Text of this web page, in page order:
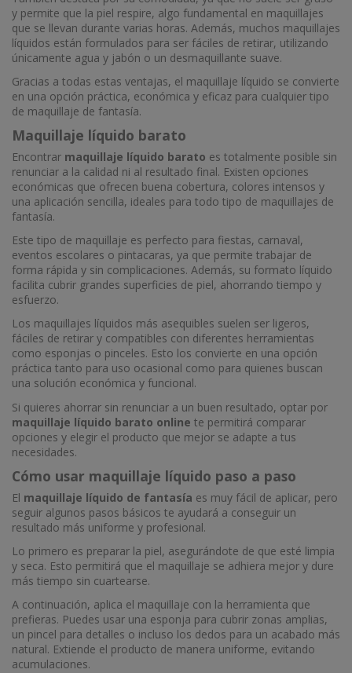
y permite que la piel respire, algo fundamental en maquillajes
que se llevan durante varias horas. Además, muchos maquillajes
líquidos están formulados para ser fáciles de retirar, utilizando
únicamente agua y jabón o un desmaquillante suave.
Gracias a todas estas ventajas, el maquillaje líquido se convierte
en una opción práctica, económica y eficaz para cualquier tipo
de maquillaje de fantasía.
Maquillaje líquido barato
Encontrar maquillaje líquido barato es totalmente posible sin
renunciar a la calidad ni al resultado final. Existen opciones
económicas que ofrecen buena cobertura, colores intensos y
una aplicación sencilla, ideales para todo tipo de maquillajes de
fantasía.
Este tipo de maquillaje es perfecto para fiestas, carnaval,
eventos escolares o pintacaras, ya que permite trabajar de
forma rápida y sin complicaciones. Además, su formato líquido
facilita cubrir grandes superficies de piel, ahorrando tiempo y
esfuerzo.
Los maquillajes líquidos más asequibles suelen ser ligeros,
fáciles de retirar y compatibles con diferentes herramientas
como esponjas o pinceles. Esto los convierte en una opción
práctica tanto para uso ocasional como para quienes buscan
una solución económica y funcional.
Si quieres ahorrar sin renunciar a un buen resultado, optar por
maquillaje líquido barato online te permitirá comparar
opciones y elegir el producto que mejor se adapte a tus
necesidades.
Cómo usar maquillaje líquido paso a paso
El maquillaje líquido de fantasía es muy fácil de aplicar, pero
seguir algunos pasos básicos te ayudará a conseguir un
resultado más uniforme y profesional.
Lo primero es preparar la piel, asegurándote de que esté limpia
y seca. Esto permitirá que el maquillaje se adhiera mejor y dure
más tiempo sin cuartearse.
A continuación, aplica el maquillaje con la herramienta que
prefieras. Puedes usar una esponja para cubrir zonas amplias,
un pincel para detalles o incluso los dedos para un acabado más
natural. Extiende el producto de manera uniforme, evitando
acumulaciones.